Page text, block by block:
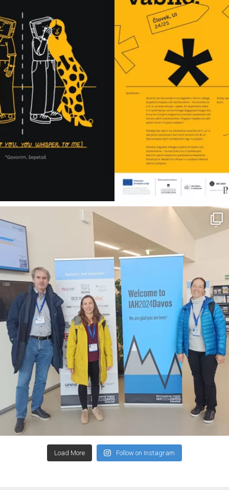
Load More Follow on Instagram